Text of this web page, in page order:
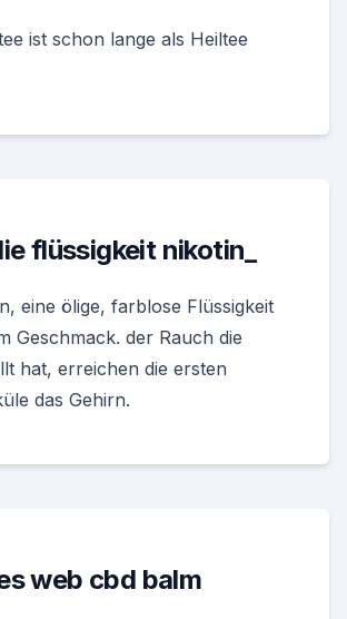
ist schon lange als Heiltee
flüssigkeit nikotin_
eine ölige, farblose Flüssigkeit
Geschmack. der Rauch die
hat, erreichen die ersten
das Gehirn.
web cbd balm